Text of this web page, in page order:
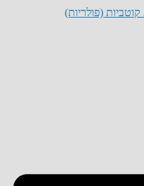
קוטביות (פולריות)